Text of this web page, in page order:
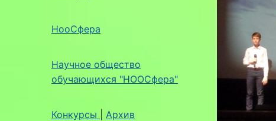
НооСфера
Научное общество
обучающихся "НООСфера"
Конкурсы Архив